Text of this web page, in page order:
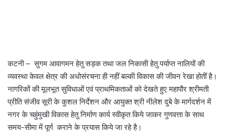
कटनी – सुगम आवागमन हेतु सड़क तथा जल निकासी हेतु पर्याप्त नालियों की
व्यवस्था केवल क्षेत्र की अधोसंरचना ही नहीं बल्की विकास की जीवन रेखा होतीं है।
नागरिकों की मूलभूत सुविधाओं एवं प्राथमिकताओं को देखते हुए महापौर श्रीमती
प्रीति संजीव सूरी के कुशल निर्देशन और आयुक्त श्री नीलेश दुबे के मार्गदर्शन में
नगर के चहुंमुखी विकास हेतु निर्माण कार्य स्वीकृत किये जाकर गुणवत्ता के साथ
समय-सीमा में पूर्ण कराने के प्रयास किये जा रहे है।